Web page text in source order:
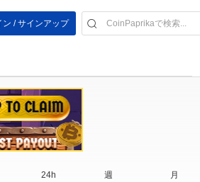
ン / サインアップ
24h 週 月